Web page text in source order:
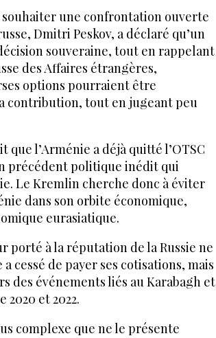
une confrontation ouverte
Dmitri Peskov, a déclaré qu’un
souveraine, tout en rappelant
des Affaires étrangères,
options pourraient être
contribution, tout en jugeant peu
l’Arménie a déjà quitté l’OTSC
précédent politique inédit qui
Le Kremlin cherche donc à éviter
dans son orbite économique,
eurasiatique.
porté à la réputation de la Russie ne
cessé de payer ses cotisations, mais
des événements liés au Karabagh et
et 2022.
complexe que ne le présente